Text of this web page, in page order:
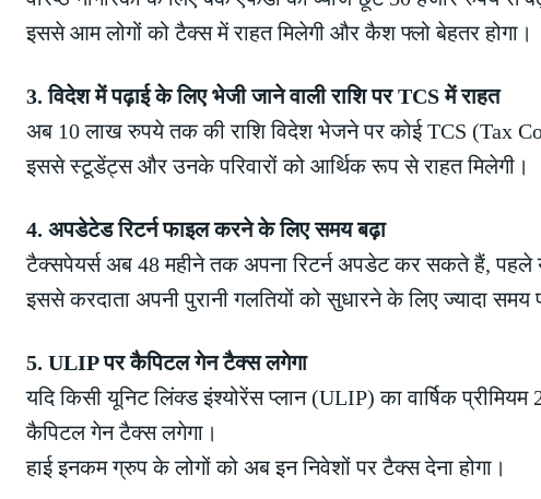
इससे आम लोगों को टैक्स में राहत मिलेगी और कैश फ्लो बेहतर होगा।
3. विदेश में पढ़ाई के लिए भेजी जाने वाली राशि पर TCS में राहत
अब 10 लाख रुपये तक की राशि विदेश भेजने पर कोई TCS (Tax
इससे स्टूडेंट्स और उनके परिवारों को आर्थिक रूप से राहत मिलेगी।
4. अपडेटेड रिटर्न फाइल करने के लिए समय बढ़ा
टैक्सपेयर्स अब 48 महीने तक अपना रिटर्न अपडेट कर सकते हैं, पहले
इससे करदाता अपनी पुरानी गलतियों को सुधारने के लिए ज्यादा समय
5. ULIP पर कैपिटल गेन टैक्स लगेगा
यदि किसी यूनिट लिंक्ड इंश्योरेंस प्लान (ULIP) का वार्षिक
कैपिटल गेन टैक्स लगेगा।
हाई इनकम ग्रुप के लोगों को अब इन निवेशों पर टैक्स देना होगा।